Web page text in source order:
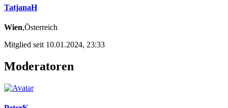
TatjanaH
Wien,Österreich
Mitglied seit 10.01.2024, 23:33
Moderatoren